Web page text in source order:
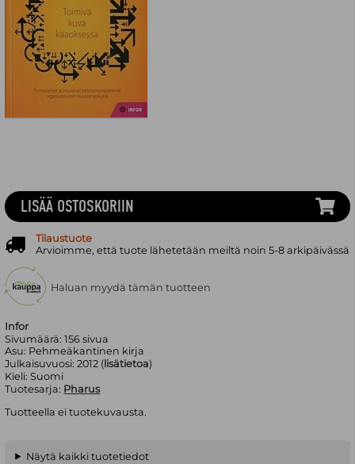
Infor
Sivumäärä:156 sivua
Asu: Pehmeäkantinen kirja
Julkaisuvuosi:2012 ( lisätietoa)
Kieli:Suomi
Tuotesarja: Pharus
Tuotteella ei tuotekuvausta.
LISÄÄ OSTOSKORIIN
Tilaustuote
Arvioimme, että tuote lähetetään meiltä noin 5-8 arkipäivässä
Haluan myydä tämän tuotteen
Näytä kaikki tuotetiedot